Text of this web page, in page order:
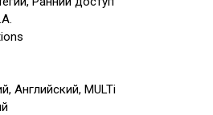
Английский, MULTi